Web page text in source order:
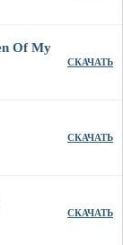
Of My
СКАЧАТЬ
СКАЧАТЬ
СКАЧАТЬ